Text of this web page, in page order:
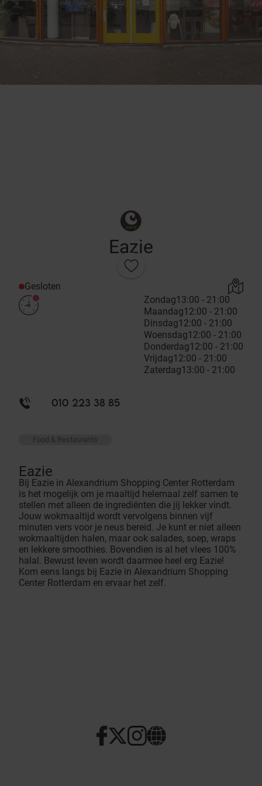
Eazie
Gesloten
Zondag13:00 - 21:00
Maandag12:00 - 21:00
Dinsdag12:00 - 21:00
Woensdag12:00 - 21:00
Donderdag12:00 - 21:00
Vrijdag12:00 - 21:00
Zaterdag13:00 - 21:00
010 223 38 85
Food & Restaurants
Eazie
Bij Eazie in Alexandrium Shopping Center Rotterdam
is het mogelijk om je maaltijd helemaal zelf samen te
stellen met alleen de ingrediënten die jij lekker vindt.
Jouw wokmaaltijd wordt vervolgens binnen vijf
minuten vers voor je neus bereid. Je kunt er niet alleen
wokmaaltijden halen, maar ook salades, soep, wraps
en lekkere smoothies. Bovendien is al het vlees 100%
halal. Bewust leven wordt daarmee heel erg Eazie!
Kom eens langs bij Eazie in Alexandrium Shopping
Center Rotterdam en ervaar het zelf.